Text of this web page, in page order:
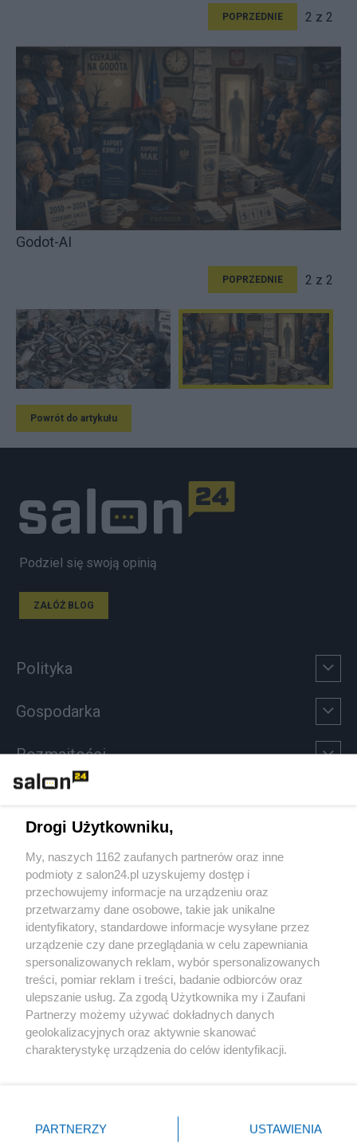
POPRZEDNIE 2 z 2
Godot-AI
POPRZEDNIE 2 z 2
Powrót do artykułu
Podziel się swoją opinią
ZAŁÓŻ BLOG
Polityka
Gospodarka
Rozmaitości
Sport
Społeczeństwo
Kultura
X Facebook Instagram Youtube
Drogi Użytkowniku,
My, naszych 1162 zaufanych partnerów oraz inne
podmioty z salon24.pl uzyskujemy dostęp i
przechowujemy informacje na urządzeniu oraz
przetwarzamy dane osobowe, takie jak unikalne
identyfikatory, standardowe informacje wysyłane przez
urządzenie czy dane przeglądania w celu zapewniania
spersonalizowanych reklam, wybór spersonalizowanych
treści, pomiar reklam i treści, badanie odbiorców oraz
ulepszanie usług. Za zgodą Użytkownika my i Zaufani
Partnerzy możemy używać dokładnych danych
geolokalizacyjnych oraz aktywnie skanować
charakterystykę urządzenia do celów identyfikacji.
zmienić/wycofać klikając przycisk ustawień prywatności
znajdujący się w lewym dolnym rogu strony
PARTNERZY USTAWIENIA